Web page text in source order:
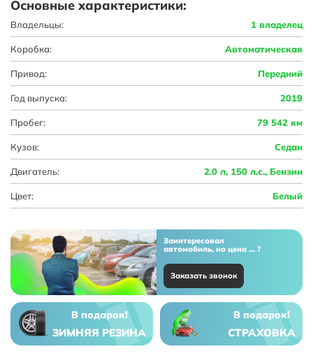
Основные характеристики:
Владельцы: 1 владелец
Коробка: Автоматическая
Привод: Передний
Год выпуска: 2019
Пробег: 79 542 км
Кузов: Седан
Двигатель: 2.0 л, 150 л.с., Бензин
Цвет: Белый
Заинтересовал
автомобиль, но цена ... ?
Заказать звонок
В подарок!
ЗИМНЯЯ РЕЗИНА
В подарок!
СТРАХОВКА